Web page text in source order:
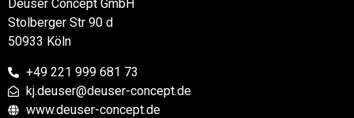
Deuser Concept GmbH
Stolberger Str 90 d
50933 Köln
+49 221 999 681 73
kj.deuser@deuser-concept.de
www.deuser-concept.de